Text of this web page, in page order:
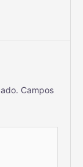
Campos